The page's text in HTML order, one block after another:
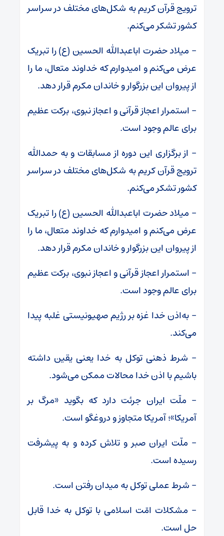
ترویج قرآن کریم به شکل‌های مختلف در سراسر
کشور تشکر می‌کنم.
– میلاد حضرت اباعبدالله الحسین (ع) را تبریک
عرض می‌کنم و امیدوارم که خداوند متعال، ما را
از پیروان این بزرگوار و خاندان مکرم قرار دهد.
– استمرار اعجاز قرآنی و اعجاز نبوی، برکت عظیم
برای عالم وجود است.
– از برگزاری این دوره از مسابقات و به حمدالله
ترویج قرآن کریم به شکل‌های مختلف در سراسر
کشور تشکر می‌کنم.
– میلاد حضرت اباعبدالله الحسین (ع) را تبریک
عرض می‌کنم و امیدوارم که خداوند متعال، ما را
از پیروان این بزرگوار و خاندان مکرم قرار دهد.
– استمرار اعجاز قرآنی و اعجاز نبوی، برکت عظیم
برای عالم وجود است.
– به‌اذن خدا غزه بر رژیم صهیونیستی غلبه پیدا
می‌کند.
– شرط ذهنی توکل به خدا یعنی یقین داشته
باشیم با اذن خدا محالات ممکن می‌شود.
– ملّت ایران جرئت دارد که بگوید «مرگ بر
آمریکا»؛ آمریکا متجاوز و دروغگو است.
– ملّت ایران صبر و تلاش کرده و به پیشرفت
رسیده است.
– شرط عملی توکل به میدان رفتن است.
– مشکلات امّت اسلامی با توکل به خدا قابل
حل است.